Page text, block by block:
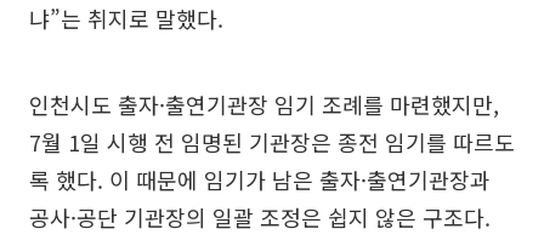
냐”는 취지로 말했다.
인천시도 출자·출연기관장 임기 조례를 마련했지만,
7월 1일 시행 전 임명된 기관장은 종전 임기를 따르도
록 했다. 이 때문에 임기가 남은 출자·출연기관장과
공사·공단 기관장의 일괄 조정은 쉽지 않은 구조다.